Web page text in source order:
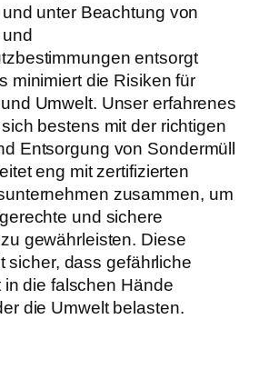
unter Beachtung von
entsorgt
minimiert die Risiken für
Umwelt. Unser erfahrenes
bestens mit der richtigen
Entsorgung von Sondermüll
eng mit zertifizierten
zusammen, um
und sichere
gewährleisten. Diese
sicher, dass gefährliche
in die falschen Hände
die Umwelt belasten.